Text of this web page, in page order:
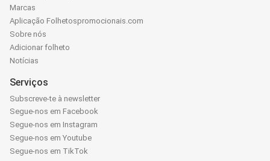
Marcas
Aplicação Folhetospromocionais.com
Sobre nós
Adicionar folheto
Notícias
Serviços
Subscreve-te à newsletter
Segue-nos em Facebook
Segue-nos em Instagram
Segue-nos em Youtube
Segue-nos em TikTok